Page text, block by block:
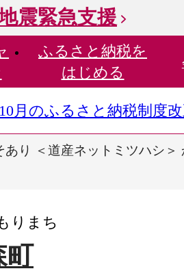
震緊急支援
ふるさと納税を
はじめる
10月のふるさと納税制度
り ＜道産ネットミツハシ＞
りまち
町